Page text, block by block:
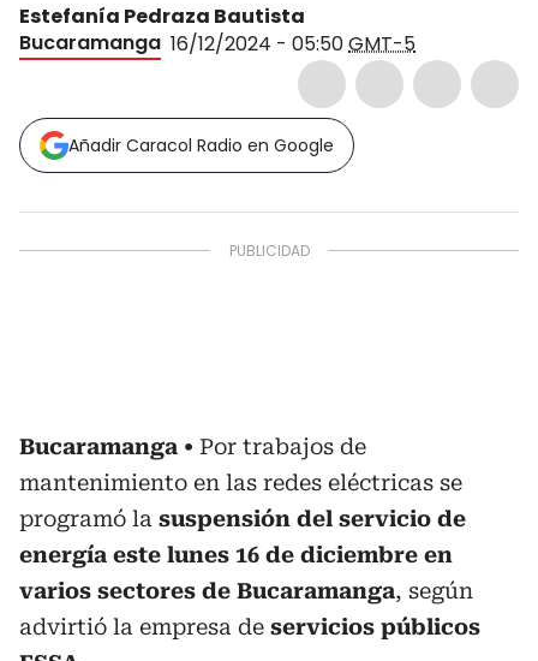
Estefanía Pedraza Bautista
Bucaramanga 16/12/2024 - 05:50GMT-5
Añadir Caracol Radio en Google
Bucaramanga
Por trabajos de
mantenimiento en las redes eléctricas se
programó la suspensión del servicio de
energía este lunes 16 de diciembre en
varios sectores de Bucaramanga, según
advirtió la empresa de servicios públicos